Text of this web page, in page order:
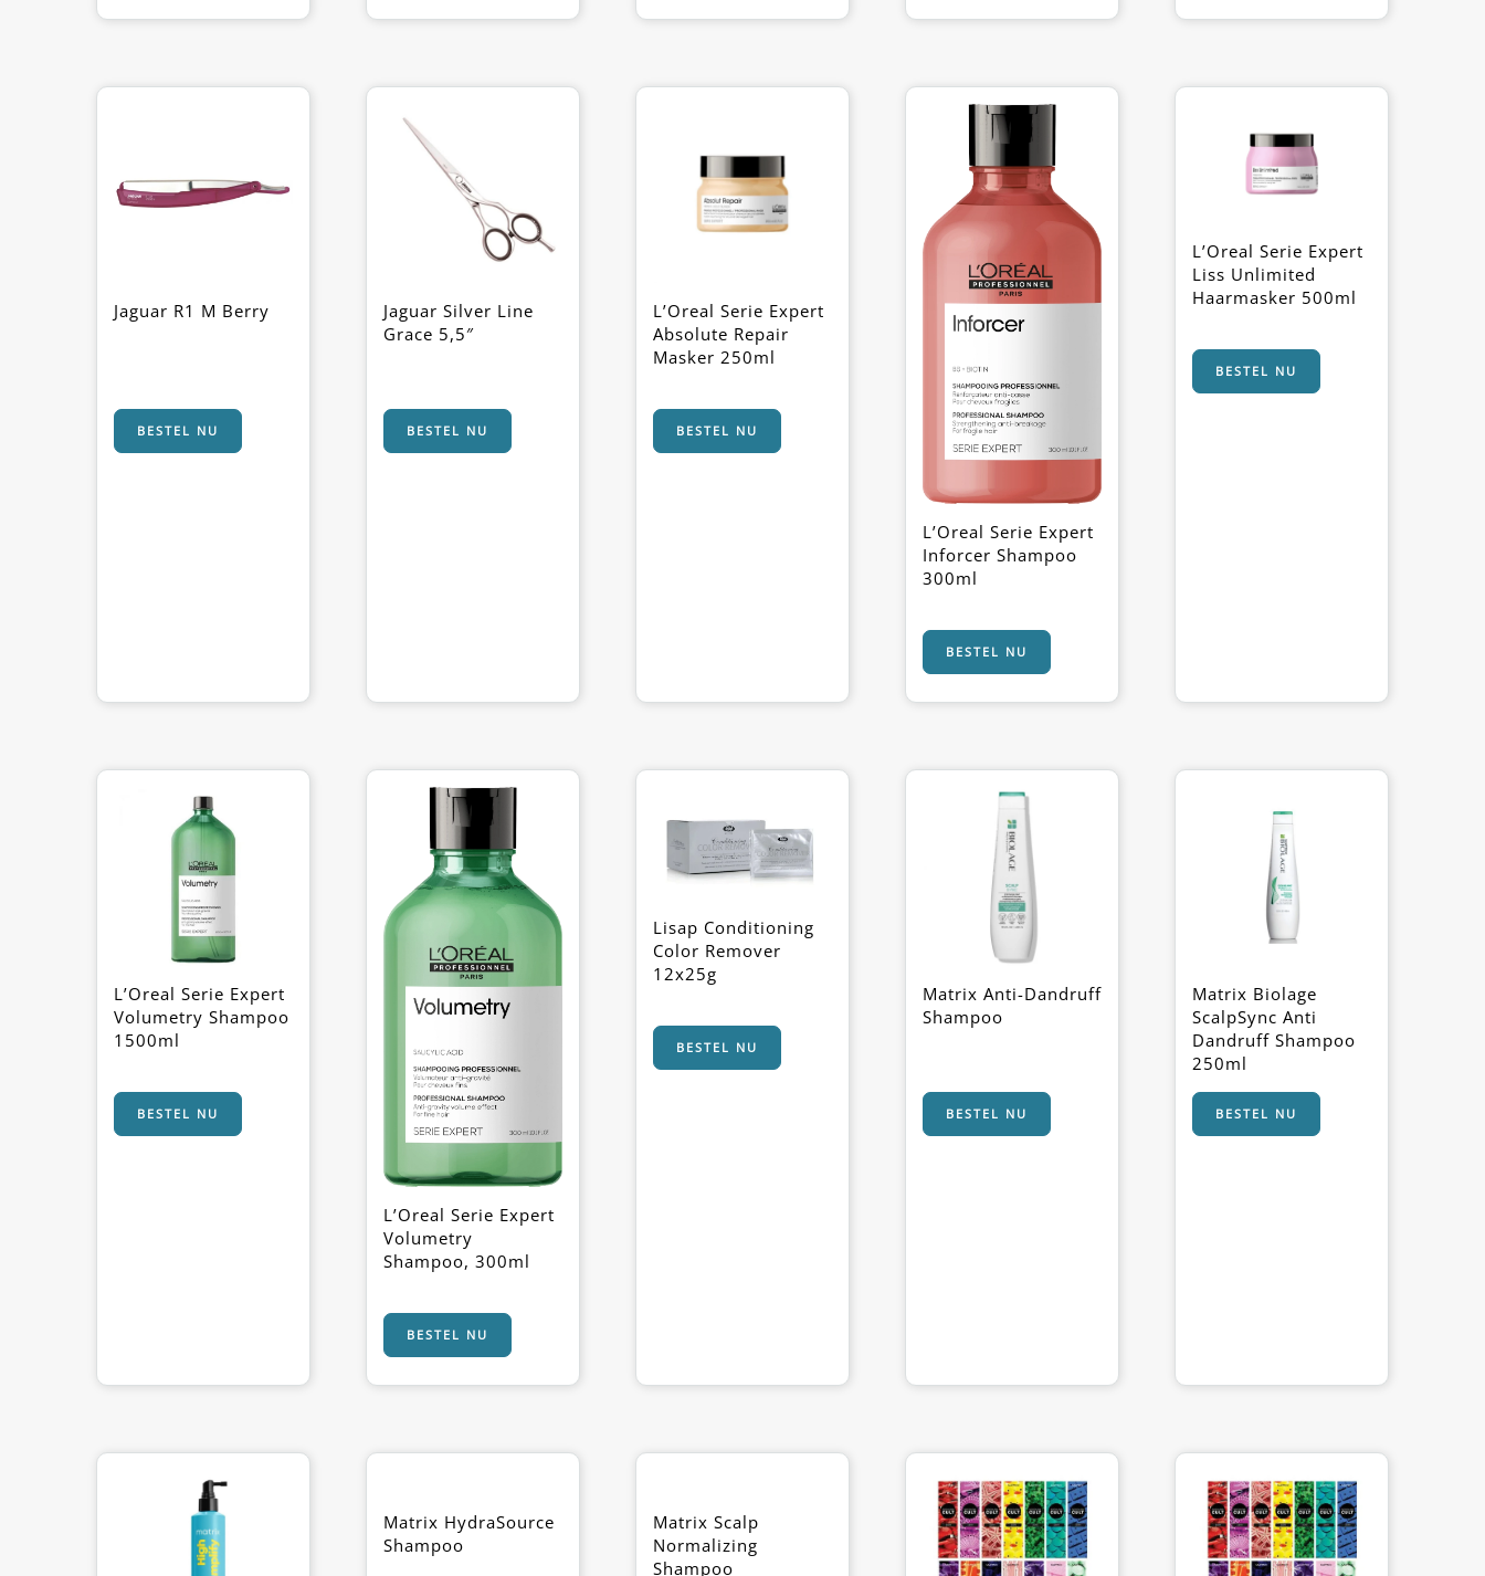
Jaguar R1 M Berry
BESTEL NU
Jaguar Silver Line
Grace 5,5″
BESTEL NU
L’Oreal Serie Expert
Absolute Repair
Masker 250ml
BESTEL NU
L’Oreal Serie Expert
Inforcer Shampoo
300ml
BESTEL NU
L’Oreal Serie Expert
Liss Unlimited
Haarmasker 500ml
BESTEL NU
L’Oreal Serie Expert
Volumetry Shampoo
1500ml
BESTEL NU
L’Oreal Serie Expert
Volumetry
Shampoo, 300ml
BESTEL NU
Lisap Conditioning
Color Remover
12x25g
BESTEL NU
Matrix Anti-Dandruff
Shampoo
BESTEL NU
Matrix Biolage
ScalpSync Anti
Dandruff Shampoo
250ml
BESTEL NU
Matrix HydraSource
Shampoo
Matrix Scalp
Normalizing
Shampoo